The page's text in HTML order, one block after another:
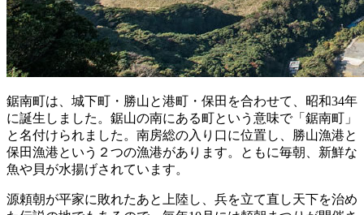
鋸南町は、城下町・勝山と港町・保田を合わせて、昭和34年
に誕生しました。鋸山の南にある町という意味で「鋸南町」
と名付けられました。南房総の入り口に位置し、勝山漁港と
保田漁港という２つの漁港があります。ともに毎朝、新鮮な
魚や貝が水揚げされています。
源頼朝が平家に敗れたあと上陸し、兵を立て直し天下を治め